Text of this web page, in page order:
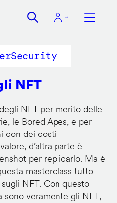
NFT
NFT per merito delle
le Bored Apes, e per
con dei costi
d’altra parte è
per replicarlo. Ma è
masterclass tutto
NFT. Con questo
sono veramente gli NFT,